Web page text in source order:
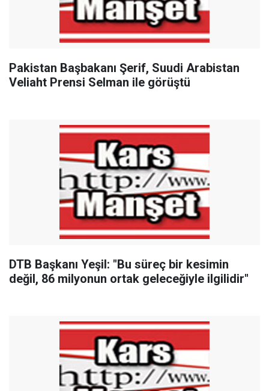
Pakistan Başbakanı Şerif, Suudi Arabistan
Veliaht Prensi Selman ile görüştü
DTB Başkanı Yeşil: "Bu süreç bir kesimin
değil, 86 milyonun ortak geleceğiyle ilgilidir"